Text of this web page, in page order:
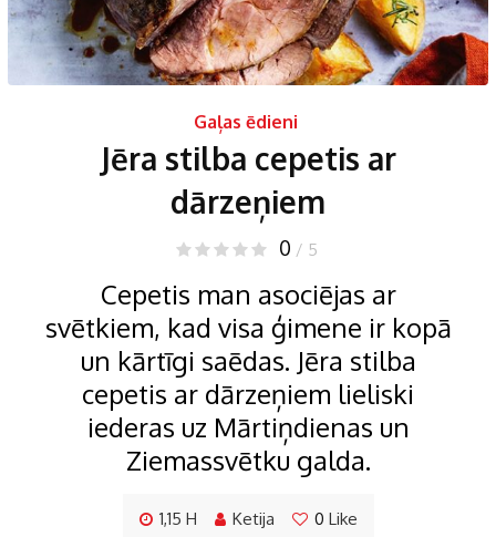
Gaļas ēdieni
Jēra stilba cepetis ar
dārzeņiem
0 / 5
Cepetis man asociējas ar
svētkiem, kad visa ģimene ir kopā
un kārtīgi saēdas. Jēra stilba
cepetis ar dārzeņiem lieliski
iederas uz Mārtiņdienas un
Ziemassvētku galda.
1,15 H Ketija 0 Like